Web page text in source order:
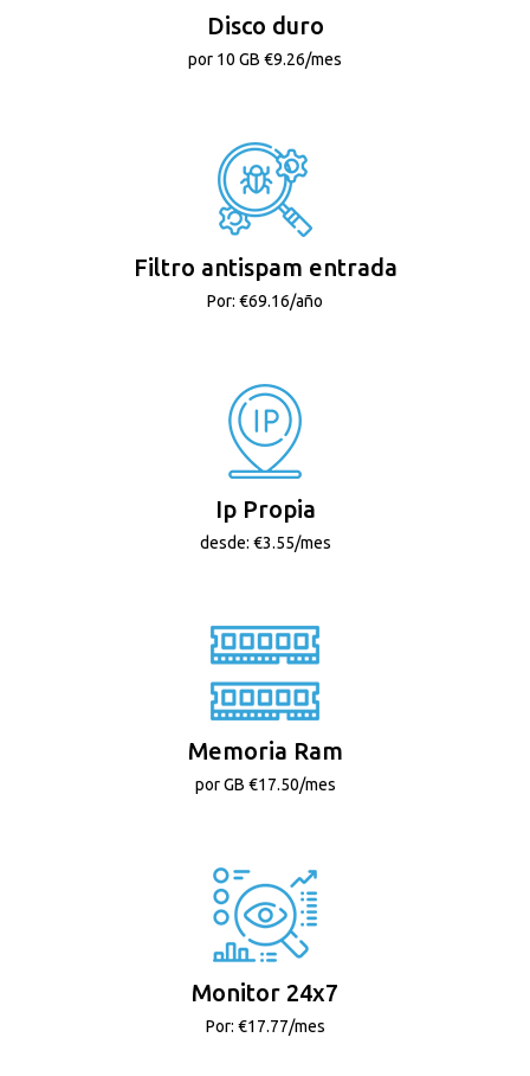
Disco duro
por 10 GB €9.26/mes
Filtro antispam entrada
Por: €69.16/año
Ip Propia
desde: €3.55/mes
Memoria Ram
por GB €17.50/mes
Monitor 24x7
Por: €17.77/mes